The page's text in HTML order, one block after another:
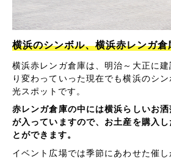
横浜のシンボル、横浜赤レンガ倉
横浜赤レンガ倉庫は、明治～大正に
り変わっていった現在でも横浜のシ
光スポットです。
赤レンガ倉庫の中には横浜らしいお
が入っていますので、お土産を購入
とができます。
イベント広場では季節にあわせた催